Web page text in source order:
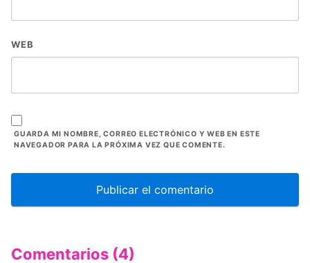
WEB
GUARDA MI NOMBRE, CORREO ELECTRÓNICO Y WEB EN ESTE
NAVEGADOR PARA LA PRÓXIMA VEZ QUE COMENTE.
Comentarios (4)